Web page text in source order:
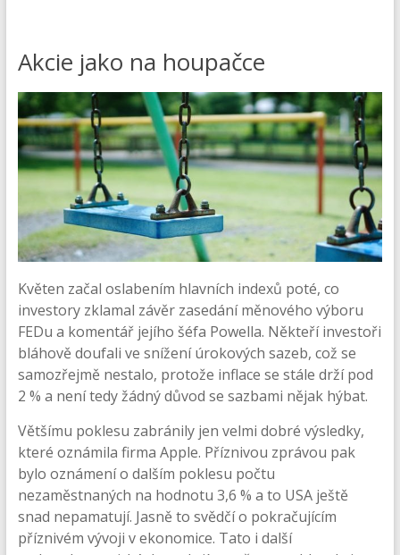
Akcie jako na houpačce
Květen začal oslabením hlavních indexů poté, co
investory zklamal závěr zasedání měnového výboru
FEDu a komentář jejího šéfa Powella. Někteří investoři
bláhově doufali ve snížení úrokových sazeb, což se
samozřejmě nestalo, protože inflace se stále drží pod
2 % a není tedy žádný důvod se sazbami nějak hýbat.
Většímu poklesu zabránily jen velmi dobré výsledky,
které oznámila firma Apple. Příznivou zprávou pak
bylo oznámení o dalším poklesu počtu
nezaměstnaných na hodnotu 3,6 % a to USA ještě
snad nepamatují. Jasně to svědčí o pokračujícím
příznivém vývoji v ekonomice. Tato i další